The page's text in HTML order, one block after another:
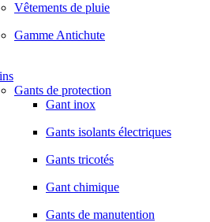
Vêtements de pluie
Gamme Antichute
Gants de protection
Gant inox
Gants isolants électriques
Gants tricotés
Gant chimique
Gants de manutention